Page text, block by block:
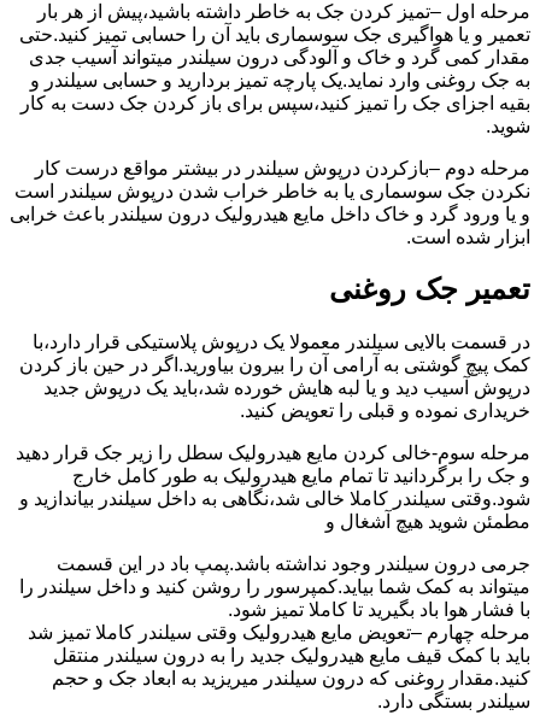
مرحله اول –تمیز کردن جک به خاطر داشته باشید،پیش از هر بار
تعمیر و یا هواگیری جک سوسماری باید آن را حسابی تمیز کنید.حتی
مقدار کمی گرد و خاک و آلودگی درون سیلندر میتواند آسیب جدی
به جک روغنی وارد نماید.یک پارچه تمیز بردارید و حسابی سیلندر و
بقیه اجزای جک را تمیز کنید،سپس برای باز کردن جک دست به کار
شوید.
مرحله دوم –بازکردن درپوش سیلندر در بیشتر مواقع درست کار
نکردن جک سوسماری یا به خاطر خراب شدن درپوش سیلندر است
و یا ورود گرد و خاک داخل مایع هیدرولیک درون سیلندر باعث خرابی
ابزار شده است.
تعمیر جک روغنی
در قسمت بالایی سیلندر معمولا یک درپوش پلاستیکی قرار دارد،با
کمک پیچ گوشتی به آرامی آن را بیرون بیاورید.اگر در حین باز کردن
درپوش آسیب دید و یا لبه هایش خورده شد،باید یک درپوش جدید
خریداری نموده و قبلی را تعویض کنید.
مرحله سوم-خالی کردن مایع هیدرولیک سطل را زیر جک قرار دهید
و جک را برگردانید تا تمام مایع هیدرولیک به طور کامل خارج
شود.وقتی سیلندر کاملا خالی شد،نگاهی به داخل سیلندر بیاندازید و
مطمئن شوید هیچ آشغال و
جرمی درون سیلندر وجود نداشته باشد.پمپ باد در این قسمت
میتواند به کمک شما بیاید.کمپرسور را روشن کنید و داخل سیلندر را
با فشار هوا باد بگیرید تا کاملا تمیز شود.
مرحله چهارم –تعویض مایع هیدرولیک وقتی سیلندر کاملا تمیز شد
باید با کمک قیف مایع هیدرولیک جدید را به درون سیلندر منتقل
کنید.مقدار روغنی که درون سیلندر میریزید به ابعاد جک و حجم
سیلندر بستگی دارد.